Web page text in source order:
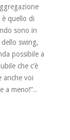
è quello di
sono in
swing,
possibile a
che c’è
anche voi
a meno!”..